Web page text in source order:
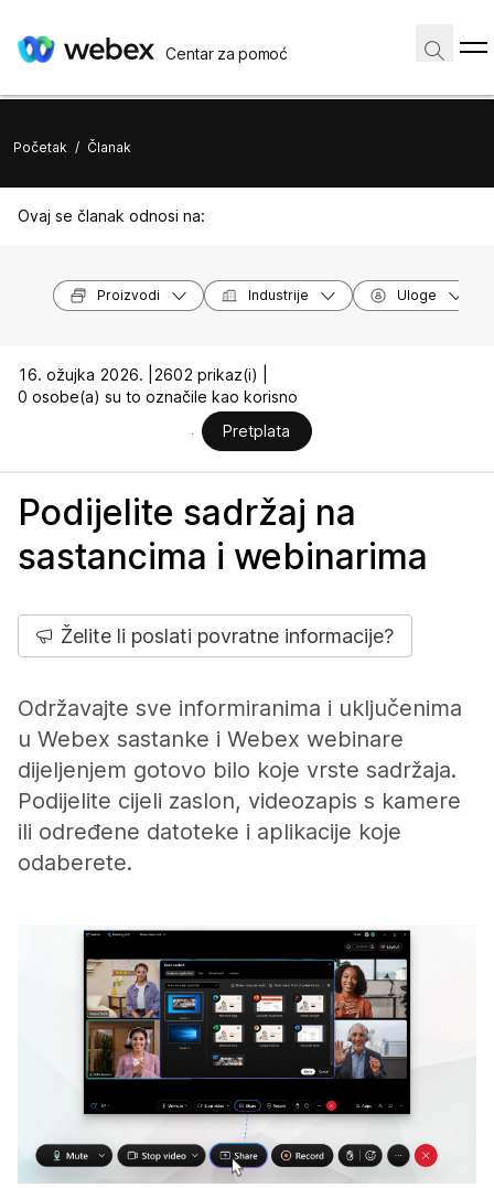
Centar za pomoć
Početak / Članak
Ovaj se članak odnosi na:
Proizvodi Industrije Uloge
16. ožujka 2026. |
2602 prikaz(i) |
0 osobe(a) su to označile kao korisno
Pretplata
Podijelite sadržaj na
sastancima i webinarima
Želite li poslati povratne informacije?
Održavajte sve informiranima i uključenima
u Webex sastanke i Webex webinare
dijeljenjem gotovo bilo koje vrste sadržaja.
Podijelite cijeli zaslon, videozapis s kamere
ili određene datoteke i aplikacije koje
odaberete.